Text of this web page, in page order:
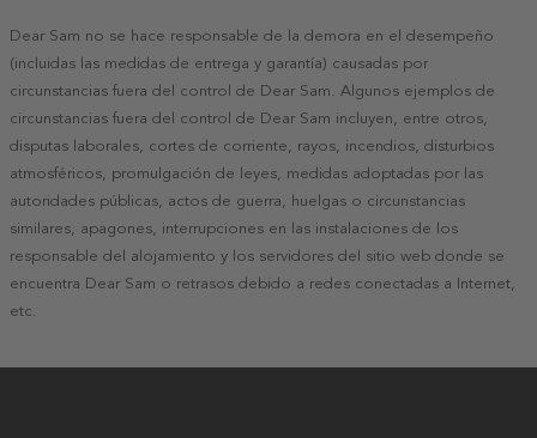
Dear Sam no se hace responsable de la demora en el desempeño
(incluidas las medidas de entrega y garantía) causadas por
circunstancias fuera del control de Dear Sam. Algunos ejemplos de
circunstancias fuera del control de Dear Sam incluyen, entre otros,
disputas laborales, cortes de corriente, rayos, incendios, disturbios
atmosféricos, promulgación de leyes, medidas adoptadas por las
autoridades públicas, actos de guerra, huelgas o circunstancias
similares, apagones, interrupciones en las instalaciones de los
responsable del alojamiento y los servidores del sitio web donde se
encuentra Dear Sam o retrasos debido a redes conectadas a Internet,
etc.